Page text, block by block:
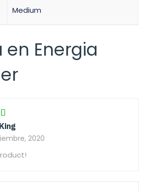
Medium
en Energia
2020